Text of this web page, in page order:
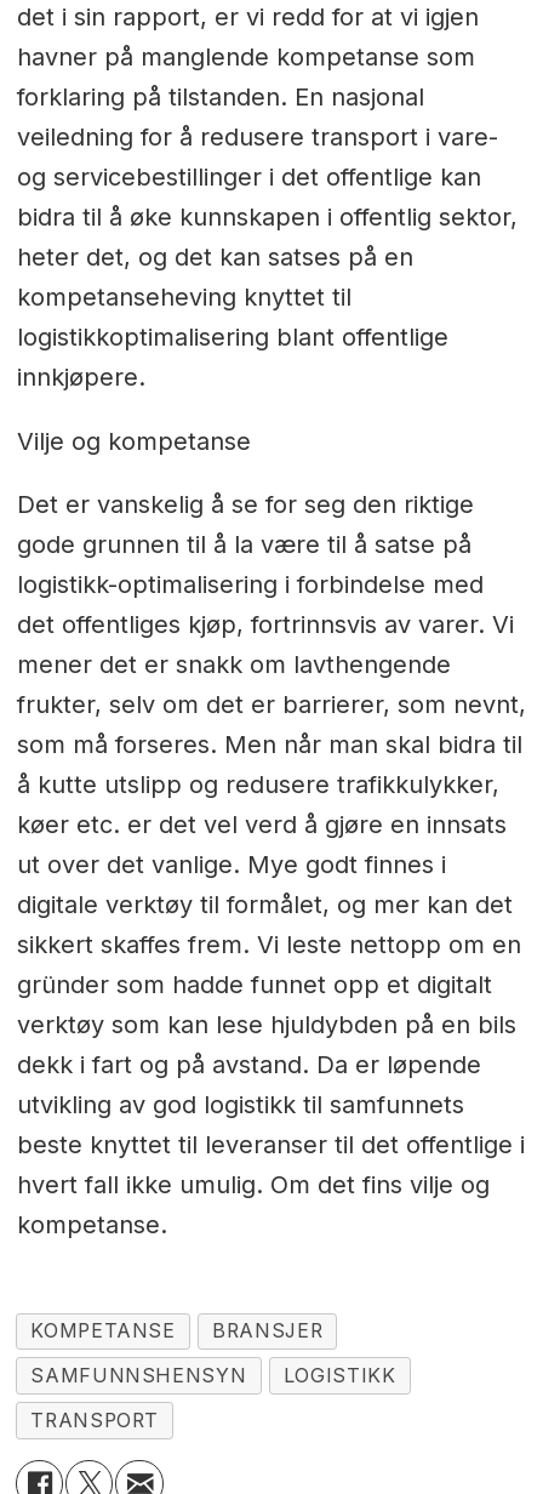
det i sin rapport, er vi redd for at vi igjen
havner på manglende kompetanse som
forklaring på tilstanden. En nasjonal
veiledning for å redusere transport i vare-
og servicebestillinger i det offentlige kan
bidra til å øke kunnskapen i offentlig sektor,
heter det, og det kan satses på en
kompetanseheving knyttet til
logistikkoptimalisering blant offentlige
innkjøpere.
Vilje og kompetanse
Det er vanskelig å se for seg den riktige
gode grunnen til å la være til å satse på
logistikk-optimalisering i forbindelse med
det offentliges kjøp, fortrinnsvis av varer. Vi
mener det er snakk om lavthengende
frukter, selv om det er barrierer, som nevnt,
som må forseres. Men når man skal bidra til
å kutte utslipp og redusere trafikkulykker,
køer etc. er det vel verd å gjøre en innsats
ut over det vanlige. Mye godt finnes i
digitale verktøy til formålet, og mer kan det
sikkert skaffes frem. Vi leste nettopp om en
gründer som hadde funnet opp et digitalt
verktøy som kan lese hjuldybden på en bils
dekk i fart og på avstand. Da er løpende
utvikling av god logistikk til samfunnets
beste knyttet til leveranser til det offentlige i
hvert fall ikke umulig. Om det fins vilje og
kompetanse.
KOMPETANSE
BRANSJER
SAMFUNNSHENSYN
LOGISTIKK
TRANSPORT